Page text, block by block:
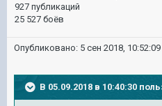
927 публикаций
25 527 боёв
Опубликовано: 5 сен 2018, 10:52:09
В 05.09.2018 в 10:40:30